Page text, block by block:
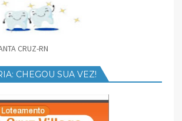
CRUZ-RN
CHEGOU SUA VEZ!